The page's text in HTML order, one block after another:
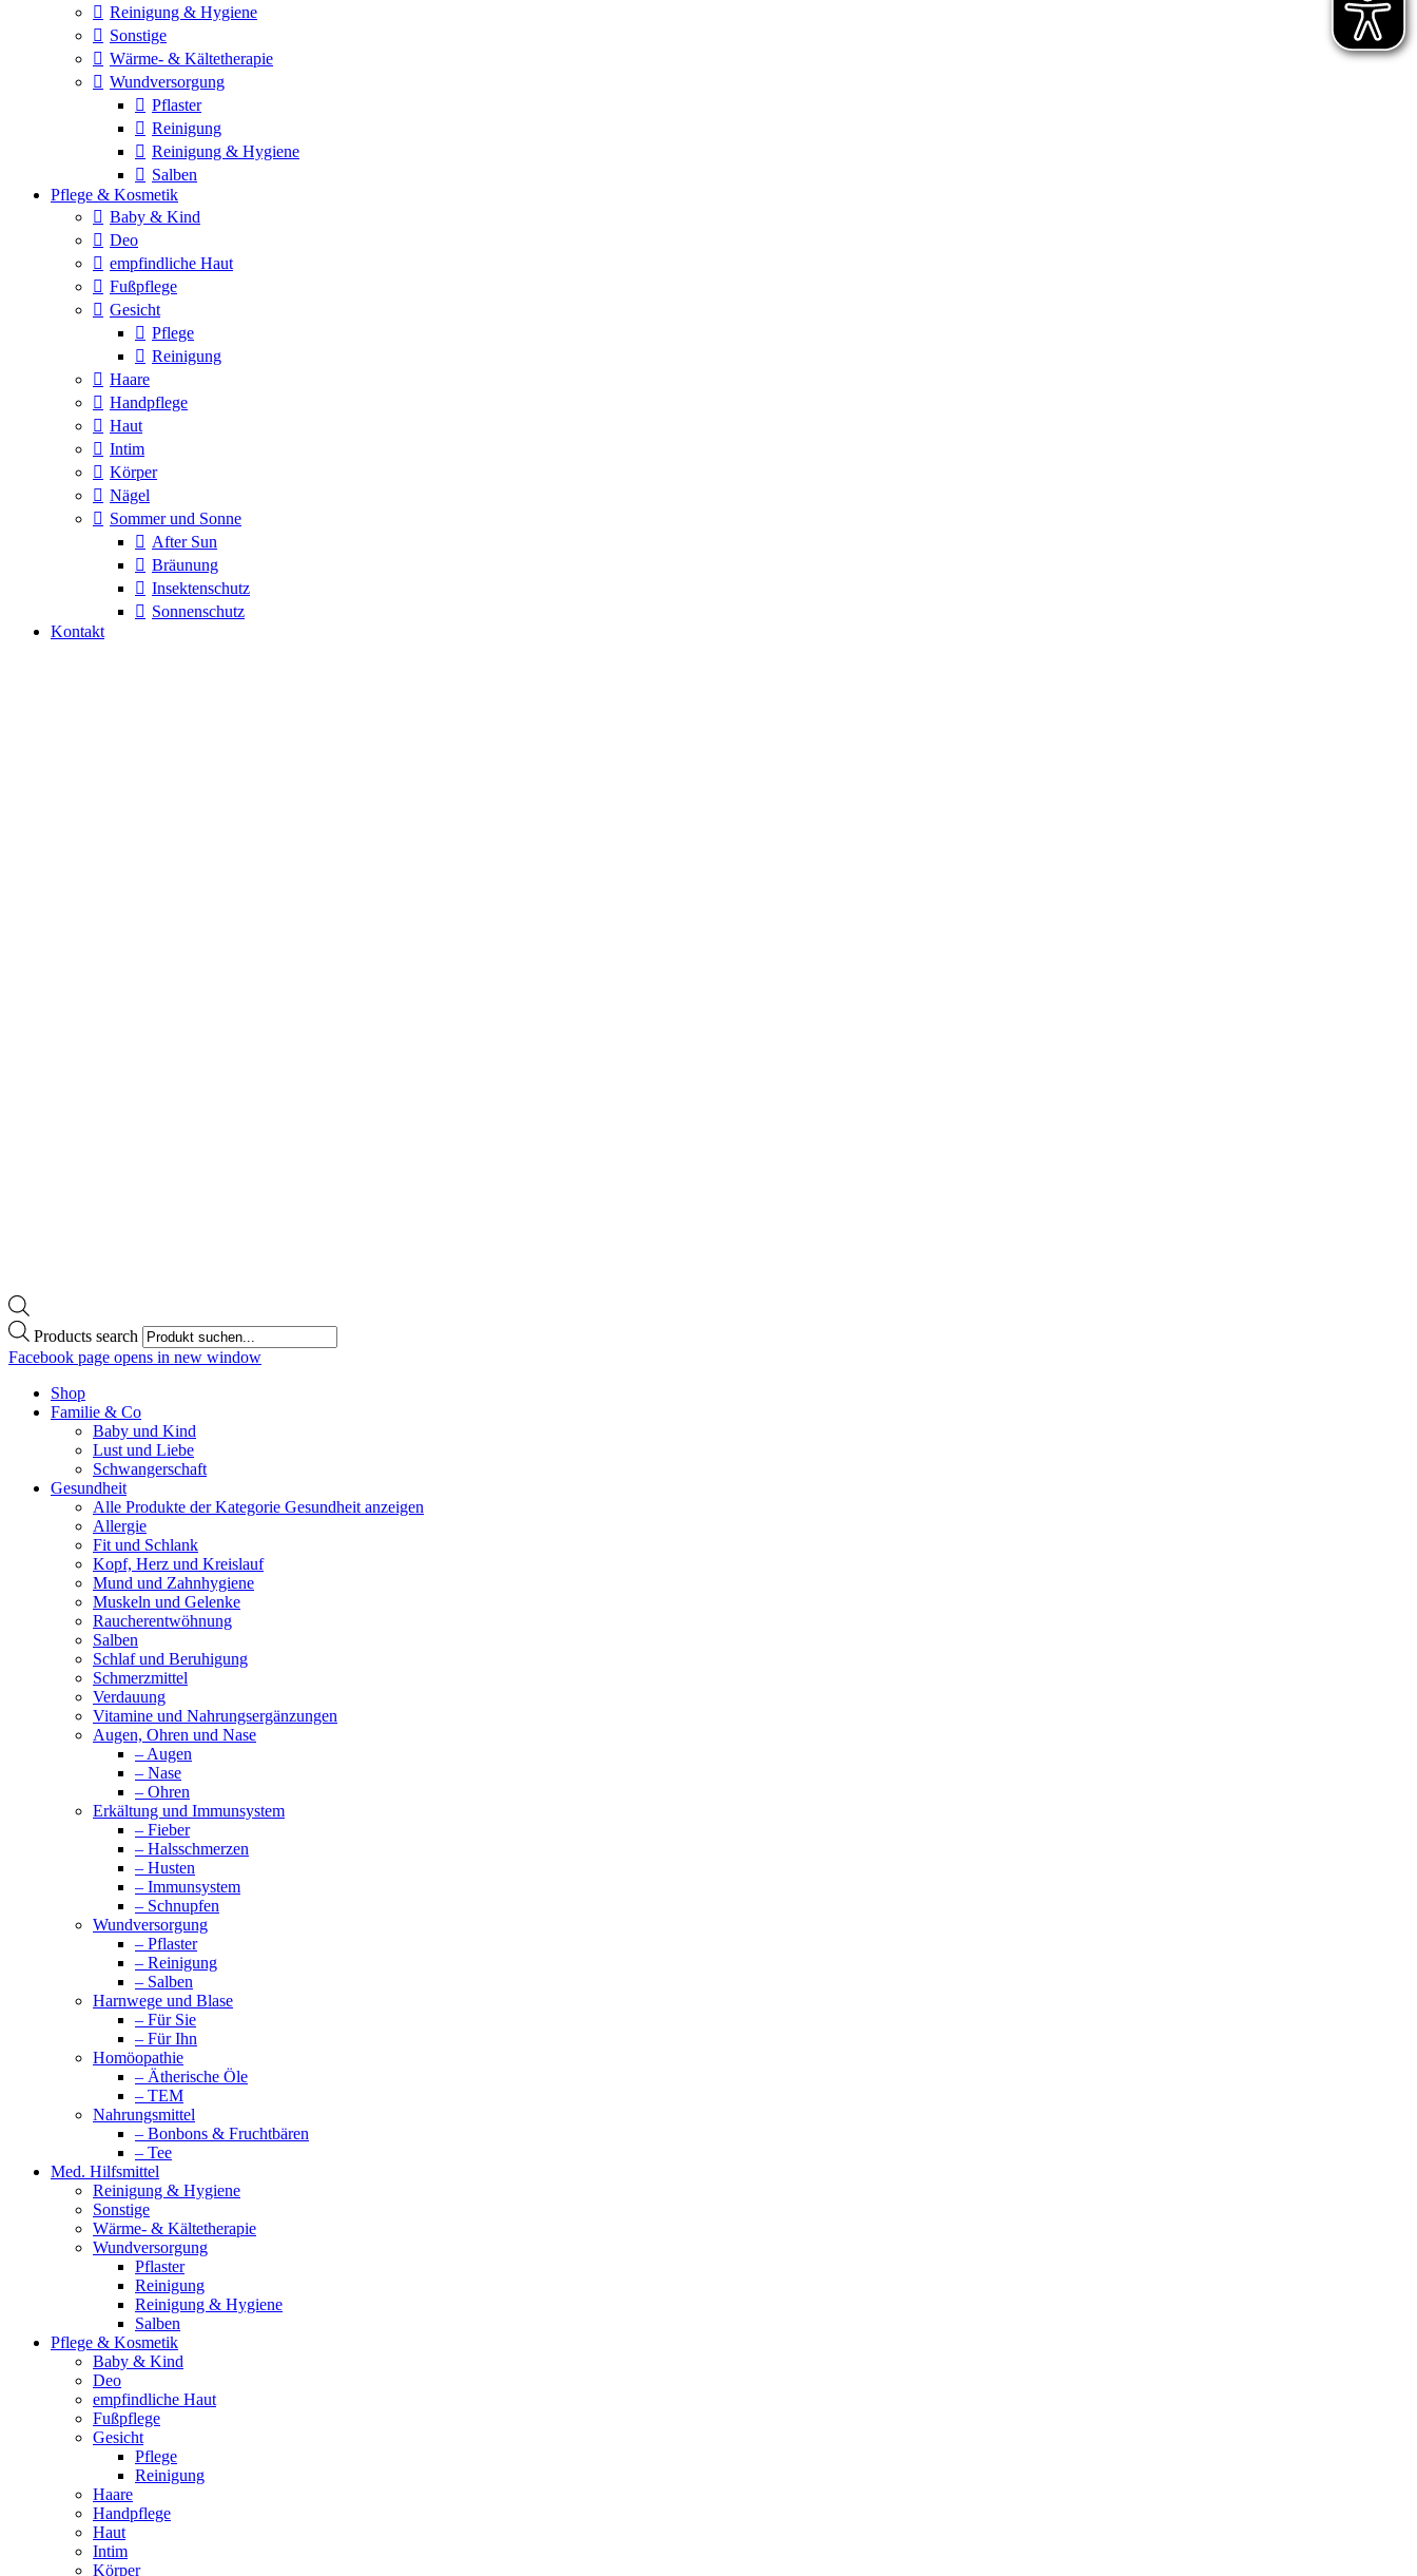
Reinigung & Hygiene
Sonstige
Wärme- & Kältetherapie
Wundversorgung
Pflaster
Reinigung
Reinigung & Hygiene
Salben
Pflege & Kosmetik
Baby & Kind
Deo
empfindliche Haut
Fußpflege
Gesicht
Pflege
Reinigung
Haare
Handpflege
Haut
Intim
Körper
Nägel
Sommer und Sonne
After Sun
Bräunung
Insektenschutz
Sonnenschutz
Kontakt
Products search
Facebook page opens in new window
Shop
Familie & Co
Baby und Kind
Lust und Liebe
Schwangerschaft
Gesundheit
Alle Produkte der Kategorie Gesundheit anzeigen
Allergie
Fit und Schlank
Kopf, Herz und Kreislauf
Mund und Zahnhygiene
Muskeln und Gelenke
Raucherentwöhnung
Salben
Schlaf und Beruhigung
Schmerzmittel
Verdauung
Vitamine und Nahrungsergänzungen
Augen, Ohren und Nase
– Augen
– Nase
– Ohren
Erkältung und Immunsystem
– Fieber
– Halsschmerzen
– Husten
– Immunsystem
– Schnupfen
Wundversorgung
– Pflaster
– Reinigung
– Salben
Harnwege und Blase
– Für Sie
– Für Ihn
Homöopathie
– Ätherische Öle
– TEM
Nahrungsmittel
– Bonbons & Fruchtbären
– Tee
Med. Hilfsmittel
Reinigung & Hygiene
Sonstige
Wärme- & Kältetherapie
Wundversorgung
Pflaster
Reinigung
Reinigung & Hygiene
Salben
Pflege & Kosmetik
Baby & Kind
Deo
empfindliche Haut
Fußpflege
Gesicht
Pflege
Reinigung
Haare
Handpflege
Haut
Intim
Körper